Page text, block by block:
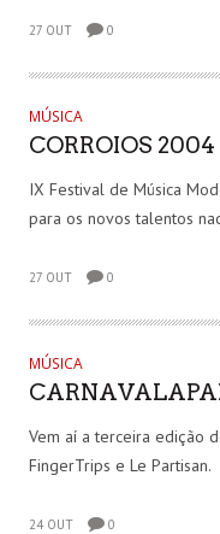
27 OUT 0
MÚSICA
CORROIOS 2004
IX Festival de Música
para os novos talentos
27 OUT 0
MÚSICA
Vem aí a terceira edição
FingerTrips e Le Partisan.
24 OUT 0